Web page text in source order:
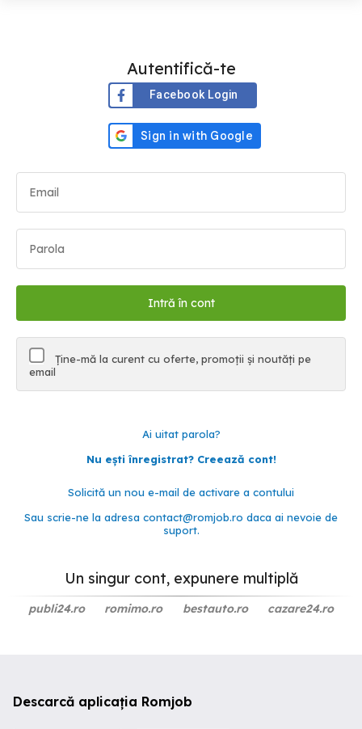
Autentifică-te
Facebook Login
Ține-mă la curent cu oferte, promoții și noutăți pe
email
Ai uitat parola?
Nu ești înregistrat? Creează cont!
Solicită un nou e-mail de activare a contului
Sau scrie-ne la adresa contact@romjob.ro daca ai nevoie de
suport.
Un singur cont, expunere multiplă
publi24.ro romimo.ro bestauto.ro cazare24.ro
Descarcă aplicația Romjob